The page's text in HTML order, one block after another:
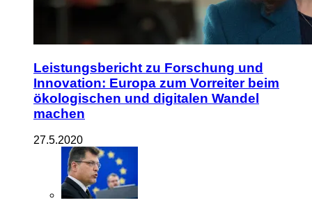
Leistungsbericht zu Forschung und
Innovation: Europa zum Vorreiter beim
ökologischen und digitalen Wandel
machen
27.5.2020